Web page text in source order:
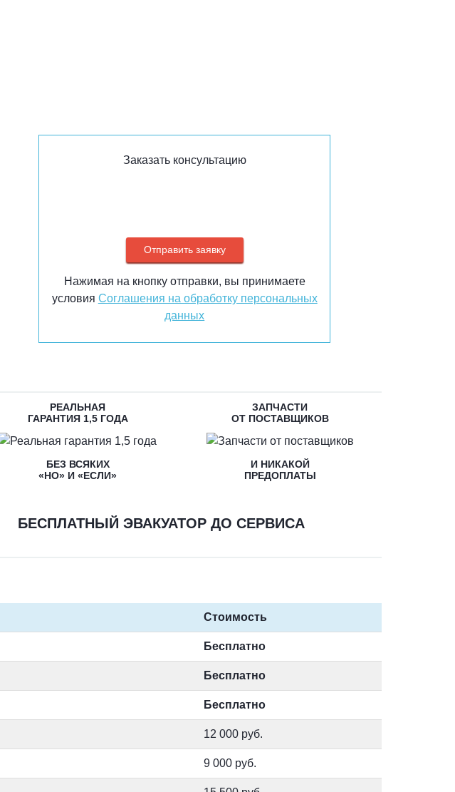
Заказать консультацию
Нажимая на кнопку отправки, вы принимаете
условия Соглашения на обработку персональных
данных
РЕАЛЬНАЯ
ГАРАНТИЯ 1,5 ГОДА
БЕЗ ВСЯКИХ
«НО» И «ЕСЛИ»
ЗАПЧАСТИ
ОТ ПОСТАВЩИКОВ
И НИКАКОЙ
ПРЕДОПЛАТЫ
БЕСПЛАТНЫЙ ЭВАКУАТОР ДО СЕРВИСА
Стоимость
Бесплатно
Бесплатно
Бесплатно
12 000 руб.
9 000 руб.